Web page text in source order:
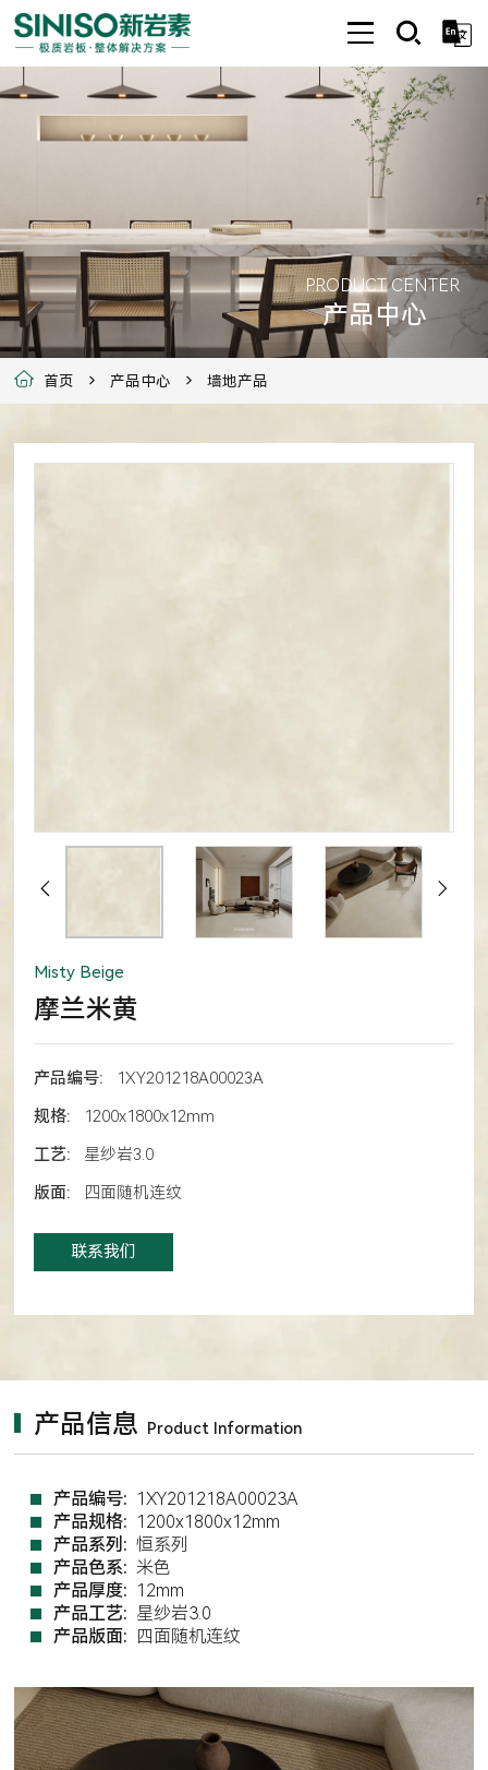
PRODUCT CENTER
产品中心
首页 产品中心 墙地产品
Misty Beige
摩兰米黄
产品编号:
1XY201218A00023A
规格:
1200x1800x12mm
工艺:
星纱岩3.0
版面:
四面随机连纹
联系我们
产品信息 Product Information
产品编号: 1XY201218A00023A
产品规格: 1200x1800x12mm
产品系列: 恒系列
产品色系: 米色
产品厚度: 12mm
产品工艺: 星纱岩3.0
产品版面: 四面随机连纹